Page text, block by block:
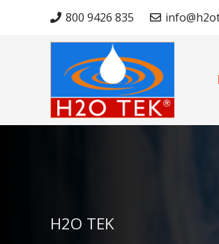
800 9426 835
H2O TEK